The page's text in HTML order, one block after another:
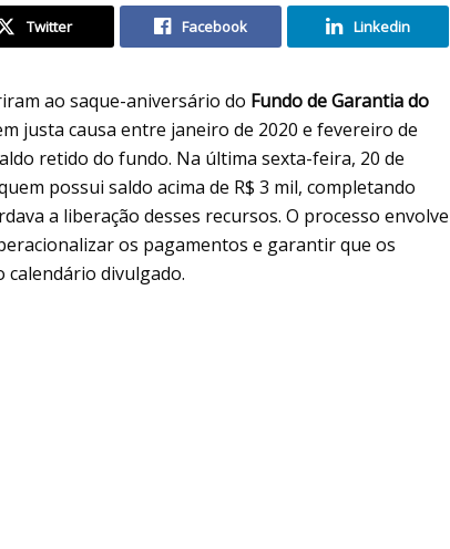
Twitter Facebook Linkedin
ao saque-aniversário do Fundo de Garantia do
justa causa entre janeiro de 2020 e fevereiro de
retido do fundo. Na última sexta-feira, 20 de
possui saldo acima de R$ 3 mil, completando
a liberação desses recursos. O processo envolve
os pagamentos e garantir que os
divulgado.